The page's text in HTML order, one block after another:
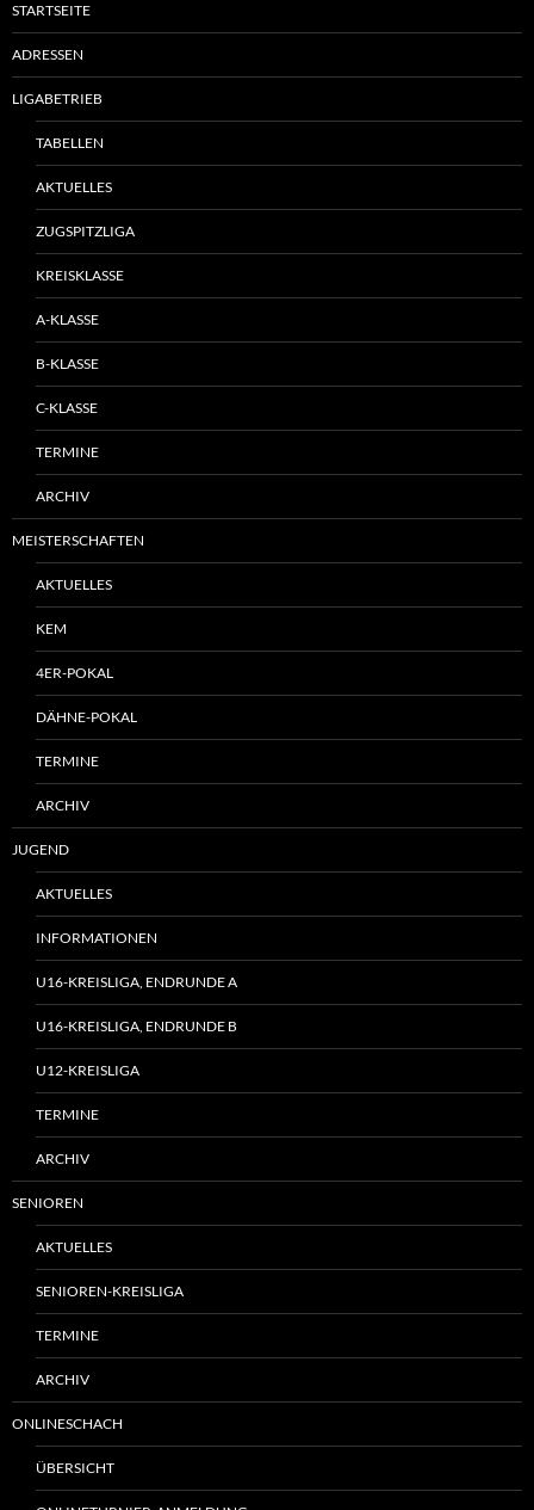
STARTSEITE
ADRESSEN
LIGABETRIEB
TABELLEN
AKTUELLES
ZUGSPITZLIGA
KREISKLASSE
A-KLASSE
B-KLASSE
C-KLASSE
TERMINE
ARCHIV
MEISTERSCHAFTEN
AKTUELLES
KEM
4ER-POKAL
DÄHNE-POKAL
TERMINE
ARCHIV
JUGEND
AKTUELLES
INFORMATIONEN
U16-KREISLIGA, ENDRUNDE A
U16-KREISLIGA, ENDRUNDE B
U12-KREISLIGA
TERMINE
ARCHIV
SENIOREN
AKTUELLES
SENIOREN-KREISLIGA
TERMINE
ARCHIV
ONLINESCHACH
ÜBERSICHT